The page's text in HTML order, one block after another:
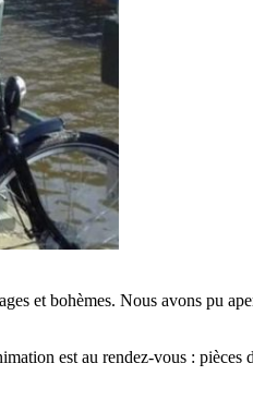
et bohèmes. Nous avons pu
est au rendez-vous : pièces